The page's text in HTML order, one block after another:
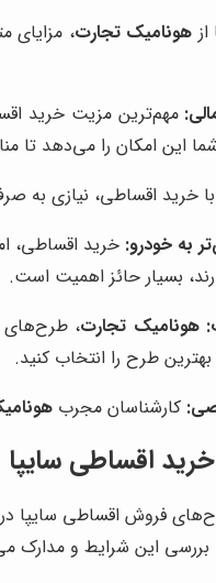
هونامیک تجارت، مزایای
مهم‌ترین مزیت خرید
این امکان را می‌دهد تا
با خرید اقساطی، نیازی به
به خودرو: خرید اقساطی،
بسیار حائز اهمیت است.
هونامیک تجارت، طرح‌های
طرح را انتخاب کنید.
کارشناسان مجرب
اقساطی سایپا
فروش اقساطی سایپا
بررسی این شرایط و مدارک